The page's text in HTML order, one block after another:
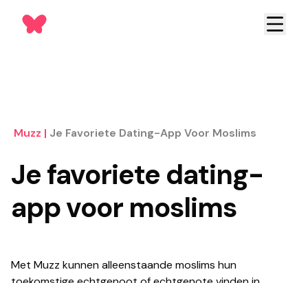
Muzz | Je Favoriete Dating-App Voor Moslims
Je favoriete dating-
app voor moslims
Met Muzz kunnen alleenstaande moslims hun